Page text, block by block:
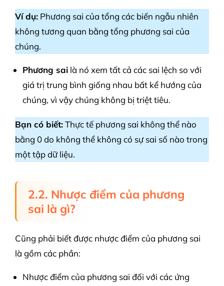
Ví dụ: Phương sai của tổng các biến ngẫu nhiên
không tương quan bằng tổng phương sai của
chúng.
Phương sai là nó xem tất cả các sai lệch so với
giá trị trung bình giống nhau bất kể hướng của
chúng, vì vậy chúng không bị triệt tiêu.
Bạn có biết:Thực tế phương sai không thể nào
bằng 0 do không thể không có sự sai số nào trong
một tập dữ liệu.
2.2. Nhược điểm của phương
sai là gì?
Cũng phải biết được nhược điểm của phương sai
là gồm các phần:
Nhược điểm của phương sai đối với các ứng